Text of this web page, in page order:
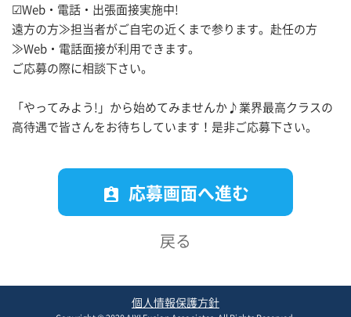
☑Web・電話・出張面接実施中!
遠方の方≫担当者がご自宅の近くまで参ります。赴任の方
≫Web・電話面接が利用できます。
ご応募の際に相談下さい。
「やってみよう!」から始めてみませんか♪業界最高クラスの
高待遇で皆さんをお待ちしています！是非ご応募下さい。
assignment_ind 応募画面へ進む
戻る
個人情報保護方針